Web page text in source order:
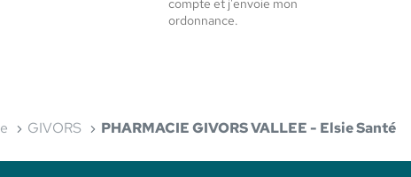
ordonnance.
GIVORS PHARMACIE GIVORS VALLEE - Elsie Santé